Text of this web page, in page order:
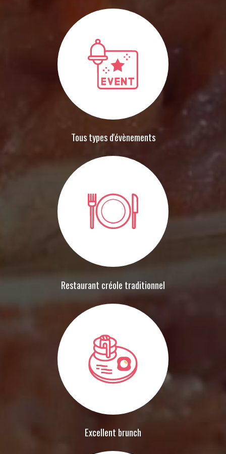
Tous types d'évènements
Restaurant créole traditionnel
Excellent brunch